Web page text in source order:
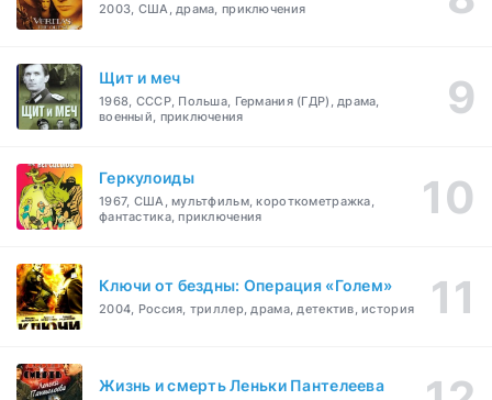
2003, США, драма, приключения
Щит и меч
1968, СССР, Польша, Германия (ГДР), драма,
военный, приключения
Геркулоиды
1967, США, мультфильм, короткометражка,
фантастика, приключения
Ключи от бездны: Операция «Голем»
2004, Россия, триллер, драма, детектив, история
Жизнь и смерть Леньки Пантелеева